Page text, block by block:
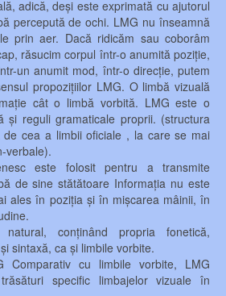
adică, deși este exprimată cu ajutorul
percepută de ochi. LMG nu înseamnă
prin aer. Dacă ridicăm sau coborâm
răsucim corpul într-o anumită poziție,
un anumit mod, într-o direcție, putem
propozițiilor LMG. O limbă vizuală
cât o limbă vorbită. LMG este o
și reguli gramaticale proprii. (structura
de cea a limbii oficiale , la care se mai
verbale).
este folosit pentru a transmite
de sine stătătoare Informația nu este
ales în poziția și în mișcarea mâinii, în
conținând propria fonetică,
sintaxă, ca și limbile vorbite.
Comparativ cu limbile vorbite, LMG
specific limbajelor vizuale în